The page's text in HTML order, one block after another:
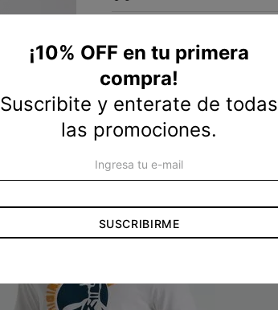
¡10% OFF en tu primera
compra!
Suscribite y enterate de todas
las promociones.
SUSCRIBIRME